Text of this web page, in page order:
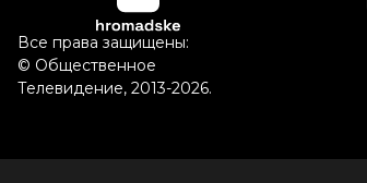
Все права защищены:
© Общественное
Телевидение, 2013-2026.